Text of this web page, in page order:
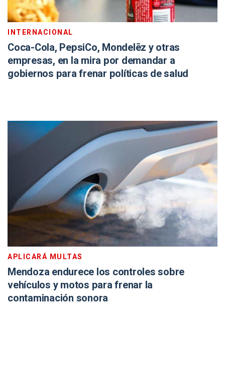
INTERNACIONAL
Coca-Cola, PepsiCo, Mondelēz y otras
empresas, en la mira por demandar a
gobiernos para frenar políticas de salud
APLICARÁ MULTAS
Mendoza endurece los controles sobre
vehículos y motos para frenar la
contaminación sonora